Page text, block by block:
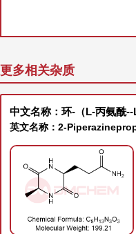
更多相关杂质
中文名称：环-（L-丙氨酰--